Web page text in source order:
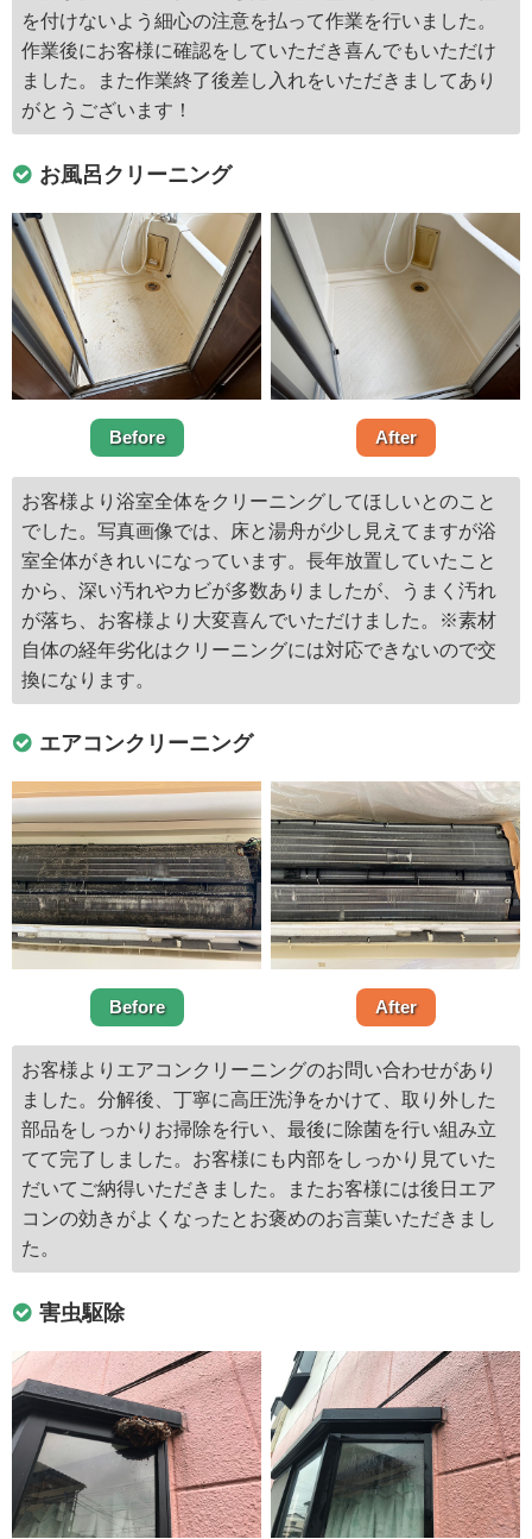
を付けないよう細心の注意を払って作業を行いました。
作業後にお客様に確認をしていただき喜んでもいただけ
ました。また作業終了後差し入れをいただきましてあり
がとうございます！
お風呂クリーニング
Before After
お客様より浴室全体をクリーニングしてほしいとのこと
でした。写真画像では、床と湯舟が少し見えてますが浴
室全体がきれいになっています。長年放置していたこと
から、深い汚れやカビが多数ありましたが、うまく汚れ
が落ち、お客様より大変喜んでいただけました。※素材
自体の経年劣化はクリーニングには対応できないので交
換になります。
エアコンクリーニング
Before After
お客様よりエアコンクリーニングのお問い合わせがあり
ました。分解後、丁寧に高圧洗浄をかけて、取り外した
部品をしっかりお掃除を行い、最後に除菌を行い組み立
てて完了しました。お客様にも内部をしっかり見ていた
だいてご納得いただきました。またお客様には後日エア
コンの効きがよくなったとお褒めのお言葉いただきまし
た。
害虫駆除